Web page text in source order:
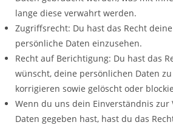
lange diese verwahrt werden.
Zugriffsrecht: Du hast das Recht
persönliche Daten einzusehen.
Recht auf Berichtigung: Du hast das
wünscht, deine persönlichen Daten
korrigieren sowie gelöscht oder
Wenn du uns dein Einverständnis
Daten gegeben hast, hast du das